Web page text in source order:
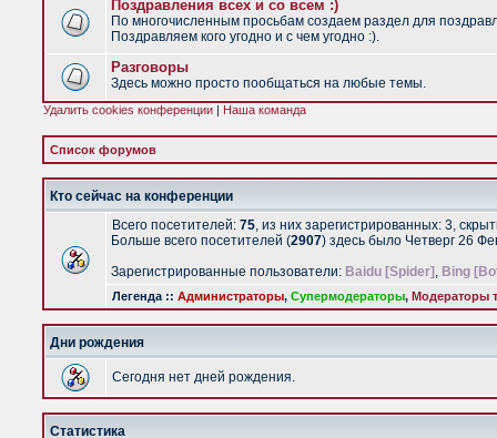
Поздравления всех и со всем :)
По многочисленным просьбам создаем раздел для
Поздравляем кого угодно и с чем угодно :).
Разговоры
Здесь можно просто пообщаться на любые темы.
Удалить cookies конференции | Наша команда
Список форумов
Кто сейчас на конференции
Всего посетителей: 75, из них зарегистрированных: 3,
Больше всего посетителей (2907) здесь было Четверг 26
Зарегистрированные пользователи: Baidu [Spider] , Bing
Легенда :: Администраторы, Супермодераторы, Модераторы
Дни рождения
Сегодня нет дней рождения.
Статистика